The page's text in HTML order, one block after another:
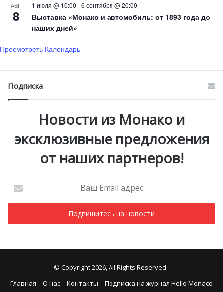
АВГ
8
1 июля @ 10:00 -6 сентября @ 20:00
Выставка «Монако и автомобиль: от 1893 года до
наших дней»
Просмотреть Календарь
Подписка
Новости из Монако и
эксклюзивные предложения
от наших партнеров!
Email
адрес
© Copyright 2026, All Rights Reserved
Главная
О нас Контакты Подписка на журнал Hello Monaco